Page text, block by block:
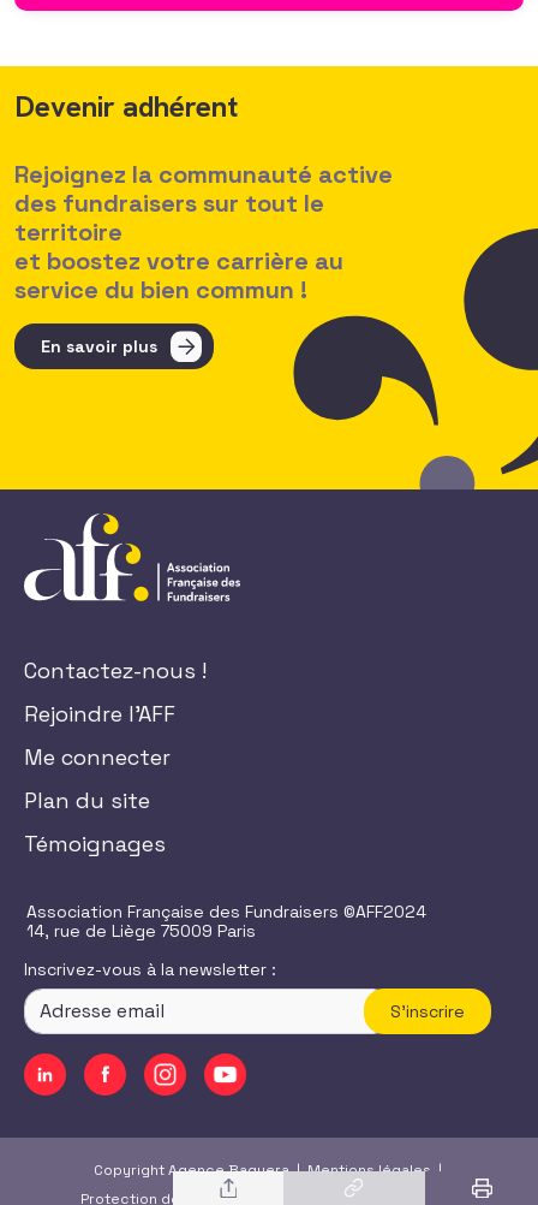
Devenir adhérent
Rejoignez la communauté active
des fundraisers sur tout le
territoire
et boostez votre carrière au
service du bien commun !
En savoir plus
Contactez-nous !
Rejoindre l'AFF
Me connecter
Plan du site
Témoignages
Association Française des Fundraisers ©AFF2024
14, rue de Liège 75009 Paris
Inscrivez-vous à la newsletter :
S'inscrire
Copyright Agence Baguera |Mentions légales |
Protection des données
|